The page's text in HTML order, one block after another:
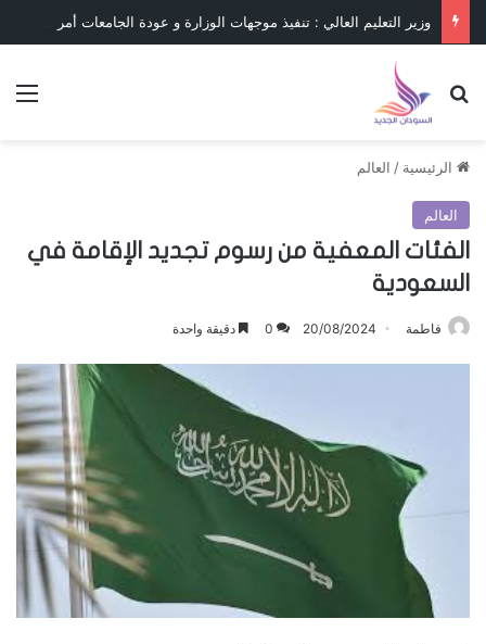
بحث عن
الرئيسية / العالم
العالم
الفئات المعفية من رسوم تجديد الإقامة في
السعودية
فاطمة 20/08/2024
0 دقيقة واحدة